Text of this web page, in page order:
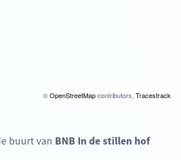
©OpenStreetMapcontributors, Tracestrack
buurt van BNB In de stillen hof